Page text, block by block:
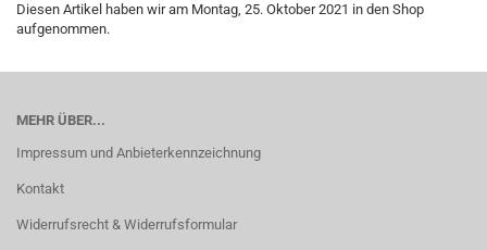
Diesen Artikel haben wir am Montag, 25. Oktober 2021 in den Shop
aufgenommen.
MEHR ÜBER...
Impressum und Anbieterkennzeichnung
Kontakt
Widerrufsrecht & Widerrufsformular